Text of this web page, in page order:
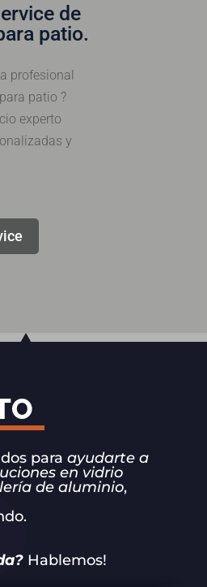
de
patio.
profesional
patio ?
experto
y
para ayudarte a
en vidrio
de aluminio,
Hablemos!